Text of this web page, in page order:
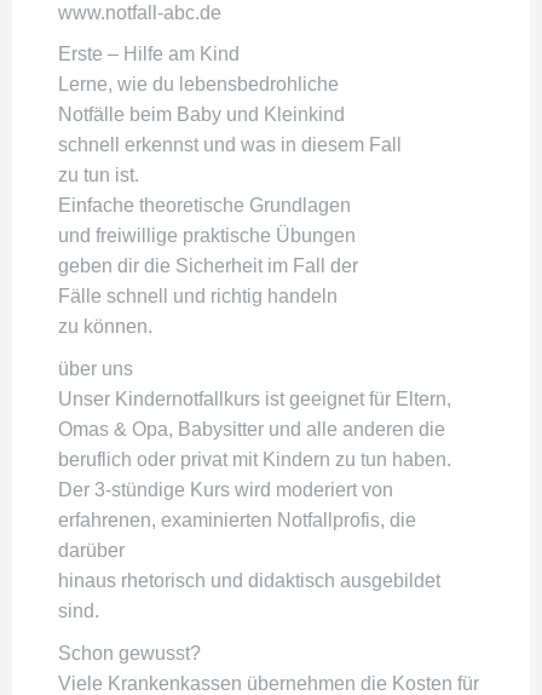
www.notfall-abc.de
Erste – Hilfe am Kind
Lerne, wie du lebensbedrohliche
Notfälle beim Baby und Kleinkind
schnell erkennst und was in diesem Fall
zu tun ist.
Einfache theoretische Grundlagen
und freiwillige praktische Übungen
geben dir die Sicherheit im Fall der
Fälle schnell und richtig handeln
zu können.
über uns
Unser Kindernotfallkurs ist geeignet für Eltern,
Omas & Opa, Babysitter und alle anderen die
beruflich oder privat mit Kindern zu tun haben.
Der 3-stündige Kurs wird moderiert von
erfahrenen, examinierten Notfallprofis, die
darüber
hinaus rhetorisch und didaktisch ausgebildet
sind.
Schon gewusst?
Viele Krankenkassen übernehmen die Kosten für